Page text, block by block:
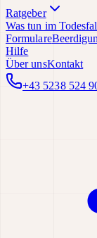
Ratgeber
Was tun im
Formulare
Hilfe
Über unsKontakt
+43 5238 524